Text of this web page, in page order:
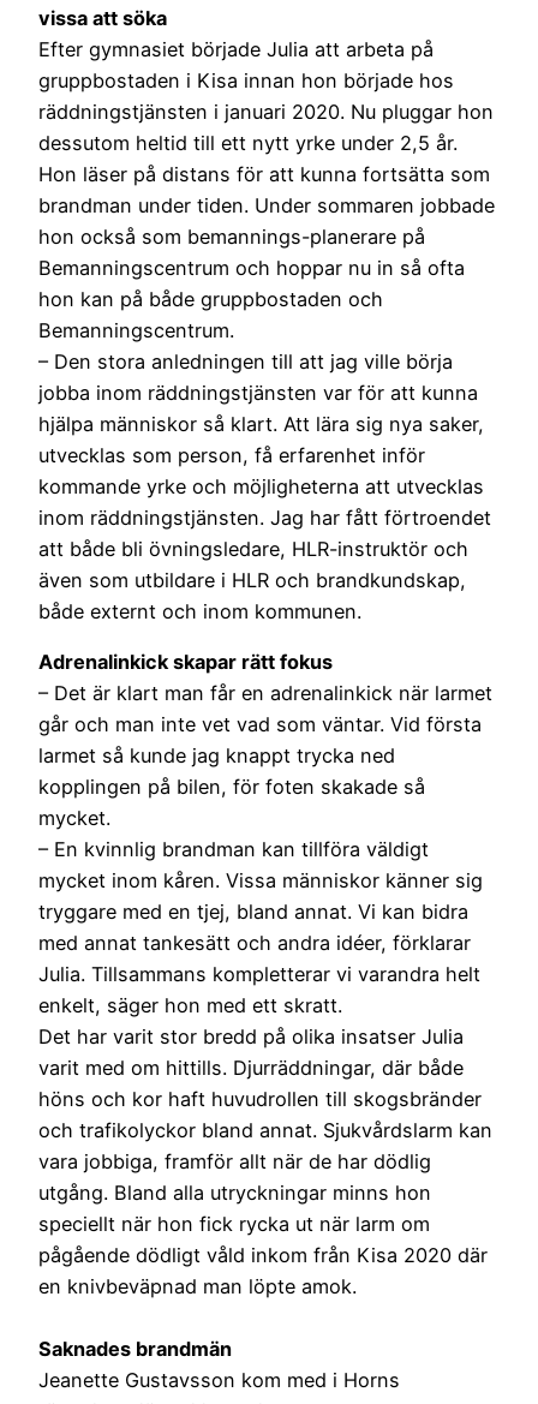
vissa att söka
Efter gymnasiet började Julia att arbeta på
gruppbostaden i Kisa innan hon började hos
räddningstjänsten i januari 2020. Nu pluggar hon
dessutom heltid till ett nytt yrke under 2,5 år.
Hon läser på distans för att kunna fortsätta som
brandman under tiden. Under sommaren jobbade
hon också som bemannings-planerare på
Bemanningscentrum och hoppar nu in så ofta
hon kan på både gruppbostaden och
Bemanningscentrum.
– Den stora anledningen till att jag ville börja
jobba inom räddningstjänsten var för att kunna
hjälpa människor så klart. Att lära sig nya saker,
utvecklas som person, få erfarenhet inför
kommande yrke och möjligheterna att utvecklas
inom räddningstjänsten. Jag har fått förtroendet
att både bli övningsledare, HLR-instruktör och
även som utbildare i HLR och brandkundskap,
både externt och inom kommunen.
Adrenalinkick skapar rätt fokus
– Det är klart man får en adrenalinkick när larmet
går och man inte vet vad som väntar. Vid första
larmet så kunde jag knappt trycka ned
kopplingen på bilen, för foten skakade så
mycket.
– En kvinnlig brandman kan tillföra väldigt
mycket inom kåren. Vissa människor känner sig
tryggare med en tjej, bland annat. Vi kan bidra
med annat tankesätt och andra idéer, förklarar
Julia. Tillsammans kompletterar vi varandra helt
enkelt, säger hon med ett skratt.
Det har varit stor bredd på olika insatser Julia
varit med om hittills. Djurräddningar, där både
höns och kor haft huvudrollen till skogsbränder
och trafikolyckor bland annat. Sjukvårdslarm kan
vara jobbiga, framför allt när de har dödlig
utgång. Bland alla utryckningar minns hon
speciellt när hon fick rycka ut när larm om
pågående dödligt våld inkom från Kisa 2020 där
en knivbeväpnad man löpte amok.
Saknades brandmän
Jeanette Gustavsson kom med i Horns